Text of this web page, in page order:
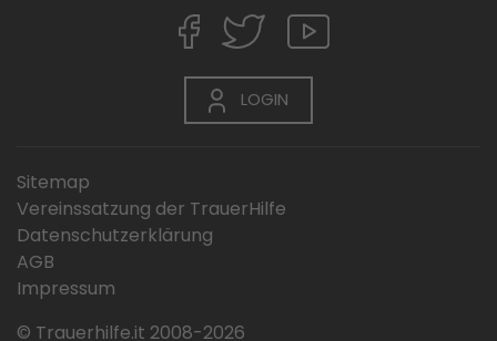
LOGIN
Sitemap
Vereinssatzung der TrauerHilfe
Datenschutzerklärung
AGB
Impressum
© Trauerhilfe.it 2008-2026